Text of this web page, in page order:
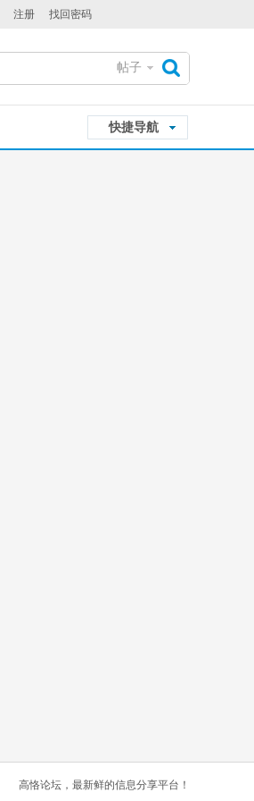
注册 找回密码
帖子
快捷导航
高恪论坛，最新鲜的信息分享平台！